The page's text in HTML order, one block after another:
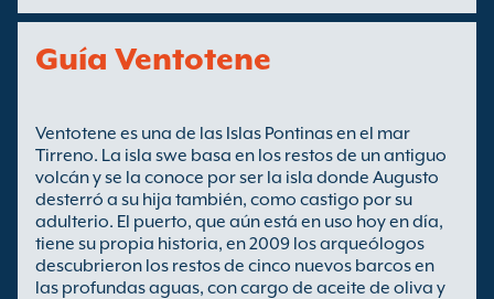
Guía Ventotene
Ventotene es una de las Islas Pontinas en el mar
Tirreno. La isla swe basa en los restos de un antiguo
volcán y se la conoce por ser la isla donde Augusto
desterró a su hija también, como castigo por su
adulterio. El puerto, que aún está en uso hoy en día,
tiene su propia historia, en 2009 los arqueólogos
descubrieron los restos de cinco nuevos barcos en
las profundas aguas, con cargo de aceite de oliva y